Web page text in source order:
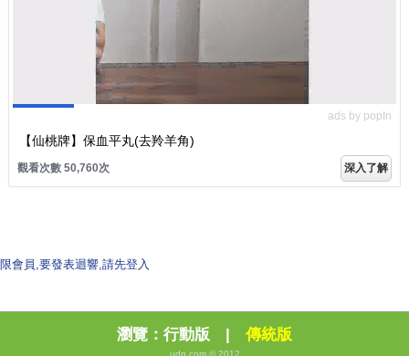
ads by popIn
【仙桃牌】保血平丸(去羚羊角)
觀看次數 50,760次 深入了解
限會員,要發表迴響,請先登入
瀏覽： 行動版 | 傳統版
udn.com © 2012